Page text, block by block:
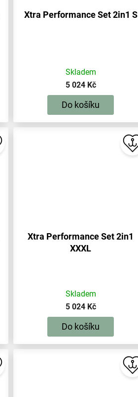
Xtra Performance Set 2in1 S
Skladem
5 024 Kč
Do košíku
Xtra Performance Set 2in1
XXXL
Skladem
5 024 Kč
Do košíku